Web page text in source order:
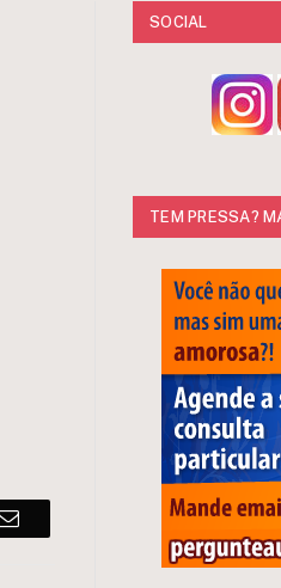
Email
SOCIAL
TEM PRESSA?